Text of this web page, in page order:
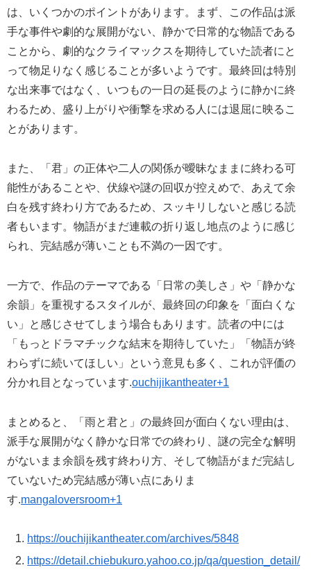
は、いくつかのポイントがあります。まず、この作品は派
手な事件や劇的な展開がない、静かで日常的な物語である
ことから、劇的なクライマックスを期待していた読者にと
って物足りなく感じることが多いようです。最終回は特別
な出来事ではなく、いつもの一日の延長のように静かに終
わるため、盛り上がりや衝撃を求める人には退屈に映るこ
とがあります。
また、「君」の正体や二人の関係が曖昧なままに終わる可
能性があることや、伏線や謎の回収が控えめで、あえて余
白を残す終わり方であるため、スッキリしないと感じる読
者もいます。物語がまだ連載の折り返し地点のように感じ
られ、完結感が薄いことも不満の一因です。
一方で、作品のテーマである「日常の美しさ」や「静かな
余韻」を重視するスタイルが、最終回の印象を「面白くな
い」と感じさせてしまう場合もあります。読者の中には
「もっとドラマチックな結末を期待していた」「物語が終
わらずに続いてほしい」という意見も多く、これが評価の
分かれ目となっています.ouchijikantheater+1
まとめると、「雨と君と」の最終回が面白くない理由は、
派手な展開がなく静かな日常での終わり、謎の完全な解明
がないまま余韻を残す終わり方、そして物語がまだ完結し
ていないため完結感が薄い点にありま
す.mangaloversroom+1
https://ouchijikantheater.com/archives/5848
https://detail.chiebukuro.yahoo.co.jp/qa/question_detail/